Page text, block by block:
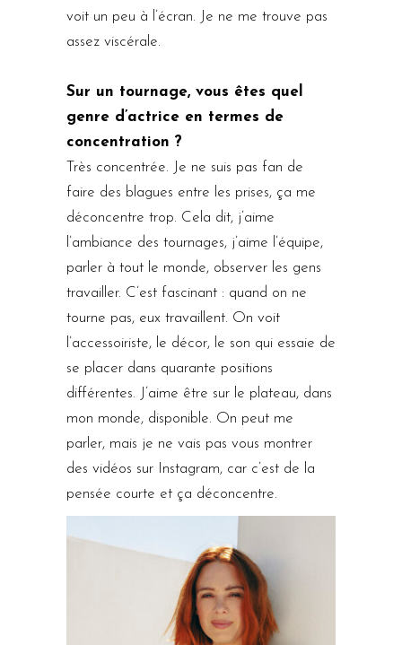
voit un peu à l’écran. Je ne me trouve pas
assez viscérale.
Sur un tournage, vous êtes quel
genre d’actrice en termes de
concentration ?
Très concentrée. Je ne suis pas fan de
faire des blagues entre les prises, ça me
déconcentre trop. Cela dit, j’aime
l’ambiance des tournages, j’aime l’équipe,
parler à tout le monde, observer les gens
travailler. C’est fascinant : quand on ne
tourne pas, eux travaillent. On voit
l’accessoiriste, le décor, le son qui essaie de
se placer dans quarante positions
différentes. J’aime être sur le plateau, dans
mon monde, disponible. On peut me
parler, mais je ne vais pas vous montrer
des vidéos sur Instagram, car c’est de la
pensée courte et ça déconcentre.